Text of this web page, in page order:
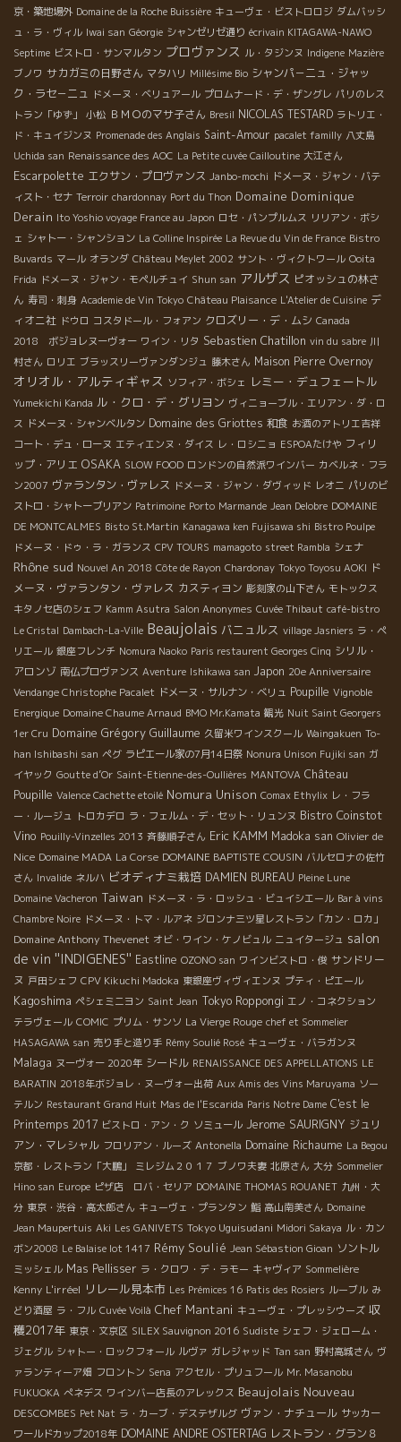
京・築地場外 Domaine de la Roche Buissière キューヴェ・ビストロロジ ダムバッシ
ュ・ラ・ヴィル Iwai san Géorgie シャンゼリゼ通り écrivain KITAGAWA-NAWO
Septime ビストロ・サンマルタン プロヴァンス ル・タジンヌ Indigene Mazière
ブノワ サカガミの日野さん マタハリ Millésime Bio シャンパ－ニュ・ジャッ
ク・ラセ－ニュ ドメーヌ・ベリュアール プロムナード・デ・ザングレ パリのレス
トラン「ゆず」
小松 ＢＭＯのマサ子さん Bresil NICOLAS TESTARD ラトリエ・
ド・キュイジンヌ Promenade des Anglais Saint-Amour pacalet familly 八丈島
Uchida san Renaissance des AOC La Petite cuvée Cailloutine 大江さん
Escarpolette エクサン・プロヴァンス Janbo-mochi ドメーヌ・ジャン・バテ
ィスト・セナ Terroir chardonnay Port du Thon Domaine Dominique
Derain Ito Yoshio voyage France au Japon ロセ・パンプルムス リリアン・ボシ
ェ シャトー・シャンション La Colline Inspirée La Revue du Vin de France Bistro
Buvards マール オランダ Château Meylet 2002 サント・ヴィクトワール Ooita
Frida ドメーヌ・ジャン・モペルチュイ Shun san アルザス ピオッシュの林さ
ん 寿司・刺身 Academie de Vin Tokyo Château Plaisance L'Atelier de Cuisine デ
ィオニ社 ドウロ コスタドール・フォアン クロズリー・デ・ムシ Canada
2018 ボジョレヌーヴォー ワイン・リタ Sebastien Chatillon vin du sabre 川
村さん ロリエ ブラッスリーヴァンダンジュ 藤木さん Maison Pierre Overnoy
オリオル・アルティギャス ソフィア・ボシェ レミー・デュフェートル
Yumekichi Kanda ル・クロ・デ・グリヨン ヴィニョーブル・エリアン・ダ・ロ
ス ドメーヌ・シャンベルタン Domaine des Griottes 和食 お酒のアトリエ吉祥
コート・デュ・ローヌ エティエンヌ・ダイス レ・ロシニョ ESPOAたけや フィリ
ップ・アリエ OSAKA SLOW FOOD ロンドンの自然派ワインバー カベルネ・フラ
ン2007 ヴァランタン・ヴァレス ドメーヌ・ジャン・ダヴィッド レオニ パリのビ
ストロ・シャトーブリアン Patrimoine Porto Marmande Jean Delobre DOMAINE
DE MONTCALMES Bisto St.Martin Kanagawa ken Fujisawa shi Bistro Poulpe
ドメーヌ・ドゥ・ラ・ガランス CPV TOURS mamagoto street Rambla シェナ
Rhône sud Nouvel An 2018 Côte de Rayon Chardonay Tokyo Toyosu AOKI ド
メーヌ・ヴァランタン・ヴァレス カスティヨン 彫刻家の山下さん モトックス
キタノセ店のシェフ Kamm Asutra Salon Anonymes Cuvée Thibaut café-bistro
Le Cristal Dambach-La-Ville Beaujolais バニュルス village Jasniers ラ・ペ
リエール 銀座フレンチ Nomura Naoko Paris restaurent Georges Cinq シリル・
アロンゾ 南仏プロヴァンス Aventure Ishikawa san Japon 20e Anniversaire
Vendange Christophe Pacalet ドメーヌ・サルナン・ベリュ Poupille Vignoble
Energique Domaine Chaume Arnaud BMO Mr.Kamata 観光 Nuit Saint Georgers
1er Cru Domaine Grégory Guillaume 久留米ワインスクール Waingakuen To-
han Ishibashi san ペグ ラピエール家の7月14日祭 Nonura Unison Fujiki san ガ
イヤック Goutte d’Or Saint-Etienne-des-Oullières MANTOVA Château
Poupille Valence Cachette etoilé Nomura Unison Comax Ethylix レ・フラ
ー・ルージュ トロカデロ ラ・フェルム・デ・セット・リュンヌ Bistro Coinstot
Vino Pouilly-Vinzelles 2013 斉藤順子さん Eric KAMM Madoka san Olivier de
Nice Domaine MADA La Corse DOMAINE BAPTISTE COUSIN バルセロナの佐竹
さん Invalide ネルハ ビオディナミ栽培 DAMIEN BUREAU Pleine Lune
Domaine Vacheron Taiwan ドメーヌ・ラ・ロッシュ・ビュイシエール Bar à vins
Chambre Noire ドメーヌ・トマ・ルアネ ジロンナ三ツ星レストラン「カン・ロカ」
Domaine Anthony Thevenet オビ・ワイン・ケノビュル ニュイタージュ salon
de vin ''INDIGENES'' Eastline OZONO san ワインビストロ・俊 サンドリー
ヌ 戸田シェフ CPV Kikuchi Madoka 東銀座ヴィヴィエンヌ プティ・ピエール
Kagoshima ペシェミニヨン Saint Jean Tokyo Roppongi エノ・コネクション
テラヴェール COMIC プリム・サンソ La Vierge Rouge chef et Sommelier
HASAGAWA san 売り手と造り手 Rémy Soulié Rosé キューヴェ・バラガンヌ
Malaga ヌーヴォー 2020年 シードル RENAISSANCE DES APPELLATIONS LE
BARATIN 2018年ボジョレ・ヌーヴォー出荷 Aux Amis des Vins Maruyama ソー
テルン Restaurant Grand Huit Mas de l'Escarida Paris Notre Dame C'est le
Printemps 2017 ビストロ・アン・ク ソミュール Jerome SAURIGNY ジュリ
アン・マレシャル フロリアン・ルーズ Antonella Domaine Richaume La Begou
京都・レストラン「大鵬」
ミレジム２０１７ ブノワ夫妻 北原さん 大分 Sommelier
Hino san Europe ピザ店 ロバ・セリア DOMAINE THOMAS ROUANET 九州・大
分 東京・渋谷・高太郎さん キューヴェ・プランタン 鮨 高山南美さん Domaine
Jean Maupertuis Aki Les GANIVETS Tokyo Uguisudani Midori Sakaya ル・カン
ボン2008 Le Balaise lot 1417 Rémy Soulié Jean Sébastion Gioan ソントル
ミッシェル Mas Pellisser ラ・クロワ・デ・ラモー キャヴィア Sommelière
Kenny L'irréel リレール見本市 Les Prémices 16 Patis des Rosiers ルーブル み
どり酒屋 ラ・フル Cuvée Voilà Chef Mantani キューヴェ・プレッシウーズ 収
穫2017年 東京・文京区 SILEX Sauvignon 2016 Sudiste シェフ・ジェローム・
ジェグル シャトー・ロックフォール ルヴァ ガレジャッド Tan san 野村高城さん ヴ
ァランティーア畑 フロントン Sena アクセル・プリュフール Mr. Masanobu
FUKUOKA ぺネデス ワインバー店長のアレックス Beaujolais Nouveau
DESCOMBES Pet Nat ラ・カーブ・デステザルグ ヴァン・ナチュール サッカー
ワールドカップ2018年 DOMAINE ANDRE OSTERTAG レストラン・グラン８